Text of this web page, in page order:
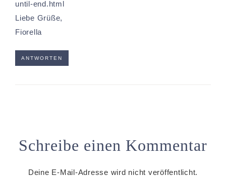
until-end.html
Liebe Grüße,
Fiorella
ANTWORTEN
Schreibe einen Kommentar
Deine E-Mail-Adresse wird nicht veröffentlicht.